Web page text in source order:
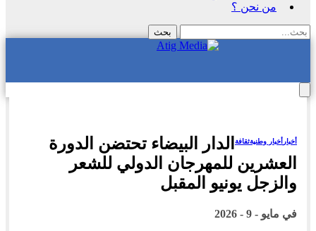
من نحن ؟
أخبار أخبار وطنيةثقافة
الدار البيضاء تحتضن الدورة
العشرين للمهرجان الدولي للشعر
والزجل يونيو المقبل
في مايو - 9 - 2026